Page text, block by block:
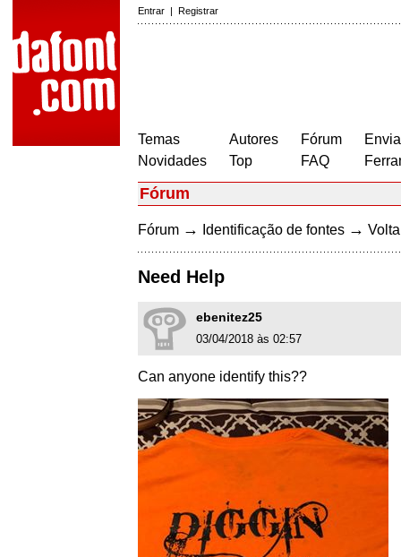
Entrar | Registrar
Temas
Novidades
Autores
Top
Fórum
FAQ
Fórum
Fórum → Identificação de fontes →
Need Help
ebenitez25
03/04/2018 às 02:57
Can anyone identify this??